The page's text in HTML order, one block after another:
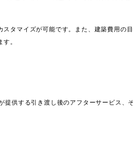
タマイズが可能です。また、建築費用の
。
供する引き渡し後のアフターサービス、